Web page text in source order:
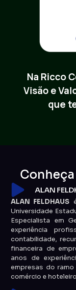
Na Ricco
Visão e
que
ALAN
ALAN FELDHAUS
Universidade
Especialista em
experiência
contabilidade,
financeira de
anos de
empresas do
comércio e